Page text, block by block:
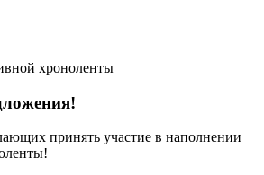
хроноленты
принять участие в наполнении